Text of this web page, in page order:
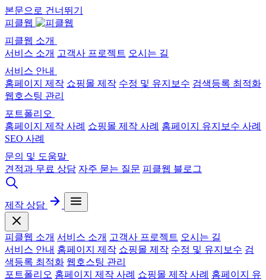
본문으로 건너뛰기
피클웹
피클웹 소개
서비스 소개 고객사 프로젝트 오시는 길
서비스 안내
홈페이지 제작 쇼핑몰 제작 수정 및 유지보수 검색등록 최적화
웹호스팅 관리
포트폴리오
홈페이지 제작 사례 쇼핑몰 제작 사례 홈페이지 유지보수 사례
SEO 사례
문의 및 도움말
견적과 무료 상담 자주 묻는 질문 피클웹 블로그
제작 상담
피클웹 소개 서비스 소개 고객사 프로젝트 오시는 길
서비스 안내 홈페이지 제작 쇼핑몰 제작 수정 및 유지보수 검
색등록 최적화 웹호스팅 관리
포트폴리오 홈페이지 제작 사례 쇼핑몰 제작 사례 홈페이지 유